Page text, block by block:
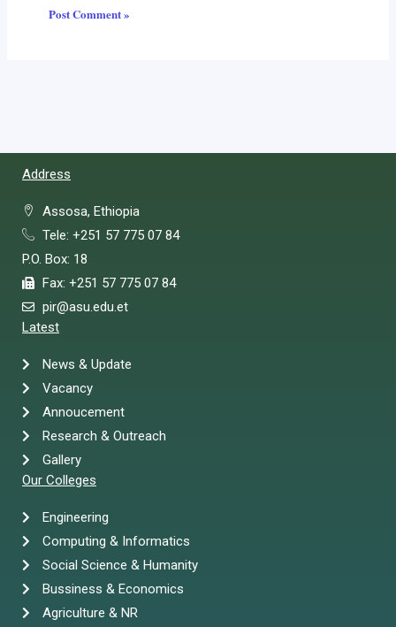
Address
Assosa, Ethiopia
Tele: +251 57 775 07 84
P.O. Box: 18
Fax: +251 57 775 07 84
pir@asu.edu.et
Latest
News & Update
Vacancy
Annoucement
Research & Outreach
Gallery
Our Colleges
Engineering
Computing & Informatics
Social Science & Humanity
Bussiness & Economics
Agriculture & NR